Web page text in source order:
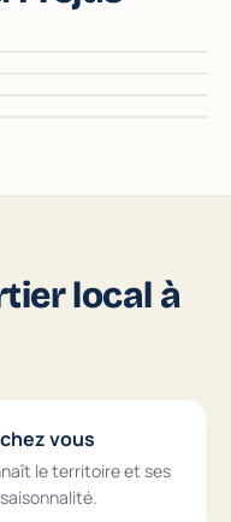
local à
vous
le territoire et ses